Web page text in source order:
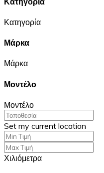
Κατηγορία
Μάρκα
Μάρκα
Μοντέλο
Μοντέλο
Set my current location
Χιλιόμετρα